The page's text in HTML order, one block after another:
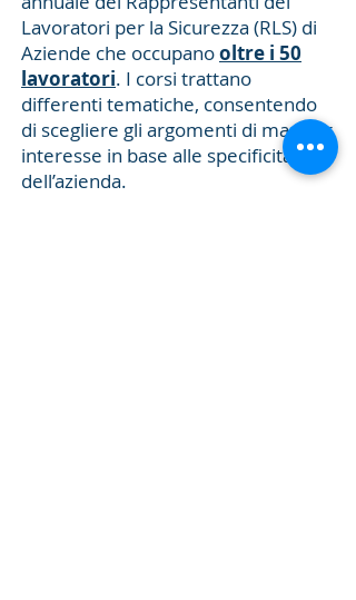
Lavoratori per la Sicurezza (RLS) di
Aziende che occupanooltre i 50
lavoratori. I corsi trattano
differenti tematiche, consentendo
di scegliere gli argomenti di maggior
interesse in base alle specificità
dell’azienda.